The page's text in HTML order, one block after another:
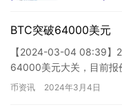
BTC突破64000美元
【2024-03-04 08:39】
64000美元大关，目前
波动频繁，请注意风险防
币资讯 2024年3月4日